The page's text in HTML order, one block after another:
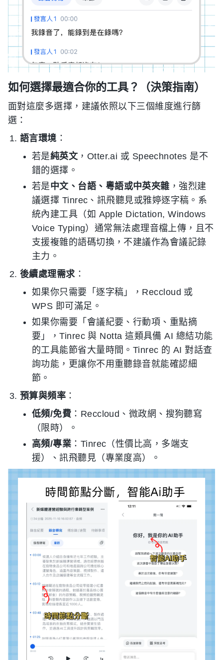
如何選擇最適合你的工具？（決策指南）
面對這麼多選擇，建議依照以下三個維度進行篩
選：
語言環境 ：
若是純英文，Otter.ai 或 Speechnotes 是不
錯的選擇。
若是中文、台語、粵語或中英夾雜 ，強烈建
議選擇 Tinrec、訊飛聽見或雅婷逐字稿。系
統內建工具（如 Apple Dictation, Windows
Voice Typing）通常無法處理音檔上傳，且不
支援複雜的語碼切換，不建議作為會議記錄
主力。
後續處理需求：
如果你只需要「逐字稿」，Reccloud 或
WPS 即可滿足。
如果你需要「會議紀要、行動項、重點摘
要」，Tinrec 與 Notta 這類具備 AI 總結功能
的工具能節省大量時間。Tinrec 的 AI 對話查
詢功能，更讓你不用重聽錄音就能確認細
節。
預算與頻率 ：
低頻/免費 ：Reccloud、微政網、搜狗聽寫
（限時）。
高頻/專業 ：Tinrec（性價比高，多端支
援）、訊飛聽見（專業度高）。